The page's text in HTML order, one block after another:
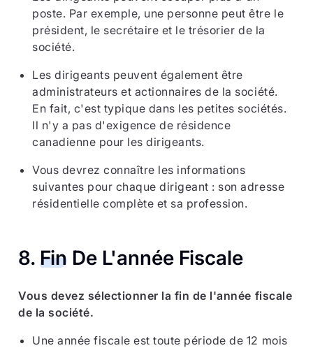
poste. Par exemple, une personne peut être le
président, le secrétaire et le trésorier de la
société.
Les dirigeants peuvent également être
administrateurs et actionnaires de la société.
En fait, c'est typique dans les petites sociétés.
Il n'y a pas d'exigence de résidence
canadienne pour les dirigeants.
Vous devrez connaître les informations
suivantes pour chaque dirigeant : son adresse
résidentielle complète et sa profession.
8. Fin De L'année Fiscale
Vous devez sélectionner la fin de l'année fiscale
de la société.
Une année fiscale est toute période de 12 mois